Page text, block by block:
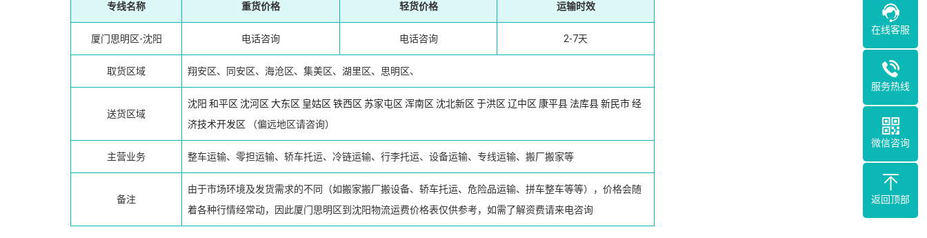
专线名称 重货价格 轻货价格 运输时效
厦门思明区-沈阳 电话咨询 电话咨询 2-7天
取货区域 翔安区、同安区、海沧区、集美区、湖里区、思明区、
送货区域
沈阳 和平区 沈河区 大东区 皇姑区 铁西区 苏家屯区 浑南区 沈北新区 于洪区 辽中区 康平县 法库县新民市经
济技术开发区 （偏远地区请咨询）
主营业务 整车运输、零担运输、轿车托运、冷链运输、行李托运、设备运输、专线运输、搬厂搬家等
备注
由于市场环境及发货需求的不同（如搬家搬厂搬设备、轿车托运、危险品运输、拼车整车等等），价格会随
着各种行情经常动，因此厦门思明区到沈阳物流运费价格表仅供参考，如需了解资费请来电咨询
在线客服
服务热线
微信咨询
返回顶部